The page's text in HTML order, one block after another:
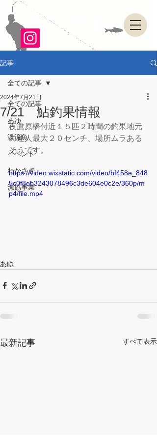
山形県・県南漁業協同組合
記事
全ての記事
あゆ
渓流魚
イベント
わかさぎ
漁協事業
全ての記事
7/21 鮎釣果情報
2024年7月21日
夜鷹原橋付近１５匹２時間の釣果地元
の迷人最大２０センチ、場所ムラある
そうです。
https://video.wixstatic.com/video/bf458e_848
5c0f8eb3243078496c3de604e0c2e/360p/m
p4/file.mp4
あゆ
最新記事 すべて表示